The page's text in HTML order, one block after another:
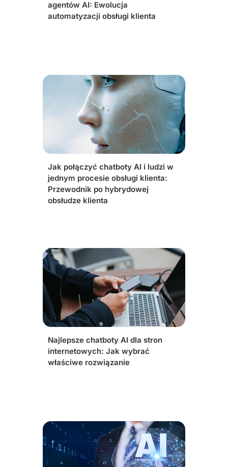
agentów AI: Ewolucja
automatyzacji obsługi klienta
Jak połączyć chatboty AI i ludzi w
jednym procesie obsługi klienta:
Przewodnik po hybrydowej
obsłudze klienta
Najlepsze chatboty AI dla stron
internetowych: Jak wybrać
właściwe rozwiązanie